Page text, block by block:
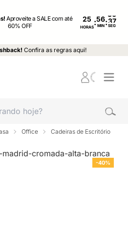
Aproveite a SALE com até
60% OFF
25
HORAS: MIN : SEG
Confira as regras aqui!
Office Cadeiras de Escritório
-40%